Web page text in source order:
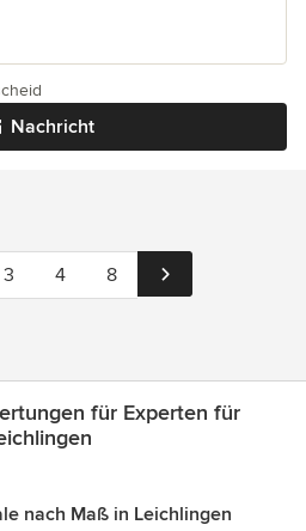
Nachricht
3 4 8
für Experten für
nach Maß in Leichlingen